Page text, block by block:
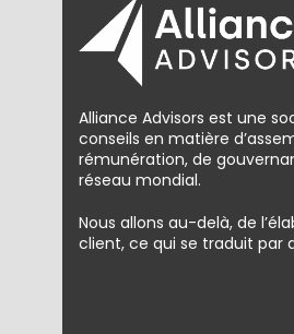
Alliance Advisors est une
conseils en matière
rémunération, de
réseau mondial.
Nous allons au-delà, de
client, ce qui se traduit par